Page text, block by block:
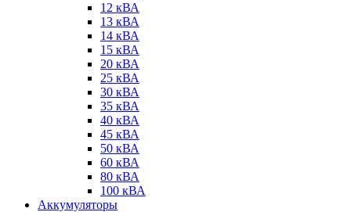
12 кВА
13 кВА
14 кВА
15 кВА
20 кВА
25 кВА
30 кВА
35 кВА
40 кВА
45 кВА
50 кВА
60 кВА
80 кВА
100 кВА
Аккумуляторы